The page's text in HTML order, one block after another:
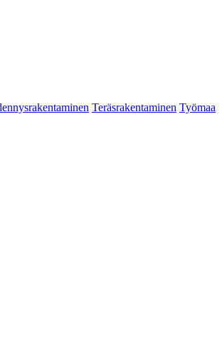
Teräsrakentaminen Työmaa